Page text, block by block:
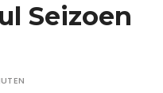
Seizoen